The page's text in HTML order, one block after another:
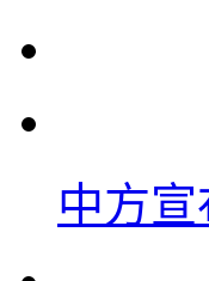
中方